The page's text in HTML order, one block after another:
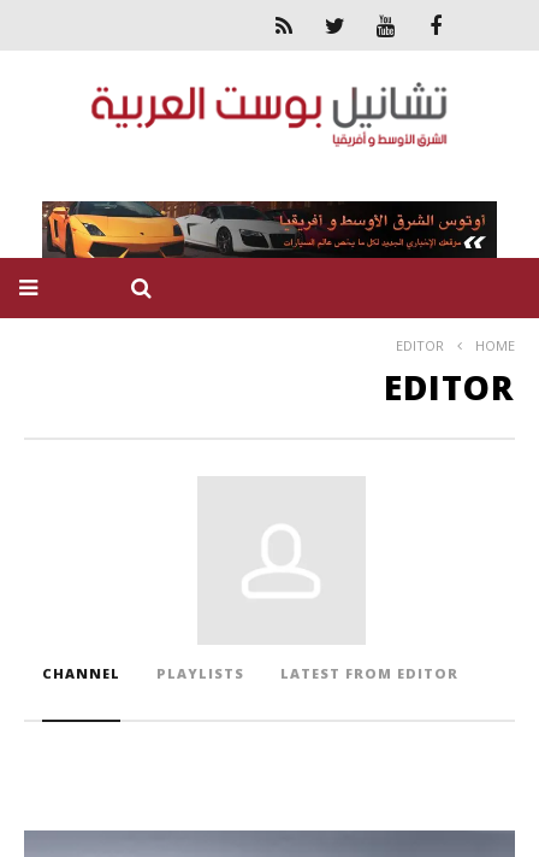
HOME
EDITOR
EDITOR
LATEST FROM EDITOR
PLAYLISTS
CHANNEL